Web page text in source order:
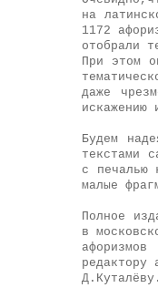
на
1172
отобрали
При этом
даже
искажению
Будем
текстами
с печалью
малые
Полное
в
редактору
Д.Куталёву.